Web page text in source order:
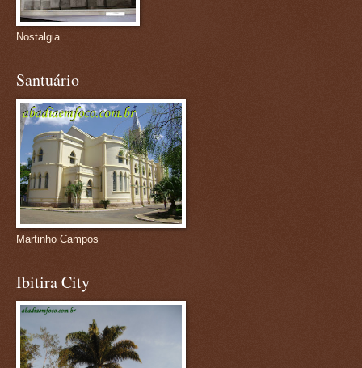
Nostalgia
Santuário
Martinho Campos
Ibitira City